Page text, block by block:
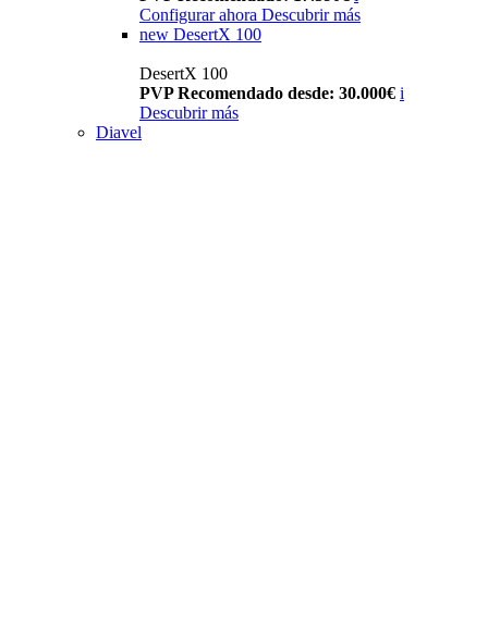
Configurar ahora Descubrir más
new DesertX 100
DesertX 100
PVP Recomendado desde: 30.000€ i
Descubrir más
Diavel